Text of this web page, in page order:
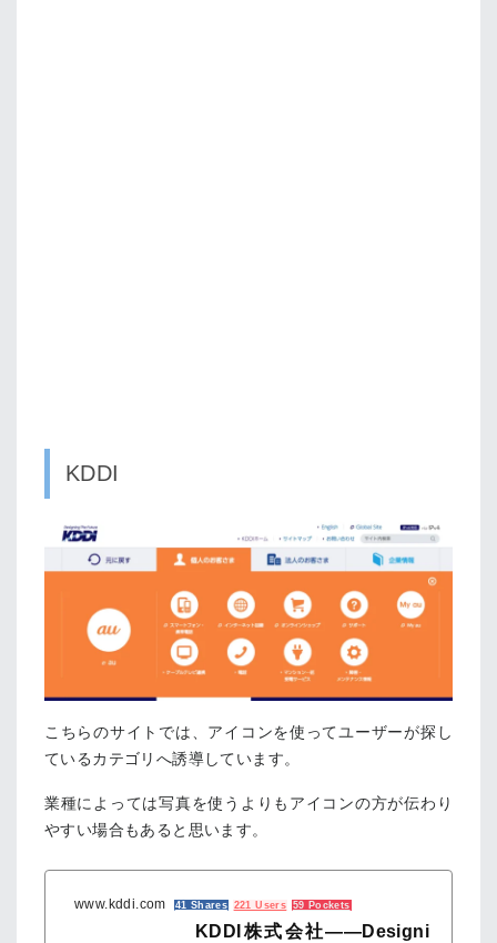
KDDI
こちらのサイトでは、アイコンを使ってユーザーが探し
ているカテゴリへ誘導しています。
業種によっては写真を使うよりもアイコンの方が伝わり
やすい場合もあると思います。
www.kddi.com 41 Shares 221 Users 59 Pockets
KDDI株式会社――Designi